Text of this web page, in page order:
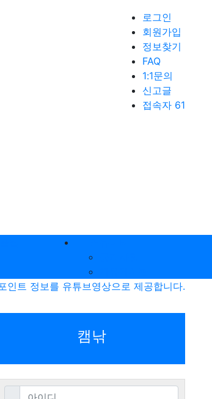
로그인
회원가입
정보찾기
FAQ
1:1문의
신고글
접속자 61
인트 정보를 유튜브영상으로 제공합니다.
캠낚
아이디필수